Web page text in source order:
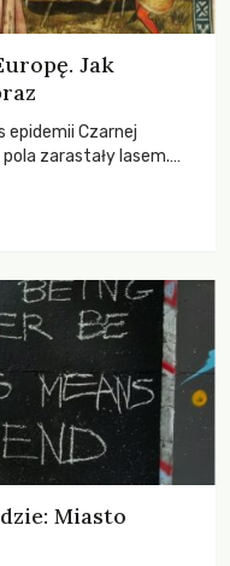
Jak
epidemii Czarnej
zarastały lasem.
Miasto